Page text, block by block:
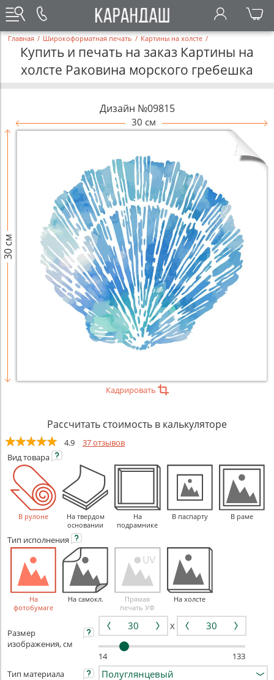
Главная / Широкоформатная печать / Картины на холсте /
Купить и печать на заказ Картины на
холсте Раковина морского гребешка
Дизайн №09815
30 см
30 см
Кадрировать
Рассчитать стоимость в калькуляторе
4.9
37 отзывов
Видтовара
В рулоне
На твердом
основании
На
подрамнике
В паспарту В раме
Тип исполнения
На
фотобумаге
На самокл.
Прямая
печать УФ
На холсте
Размер
изображения, см
X
14
133
Тип материала